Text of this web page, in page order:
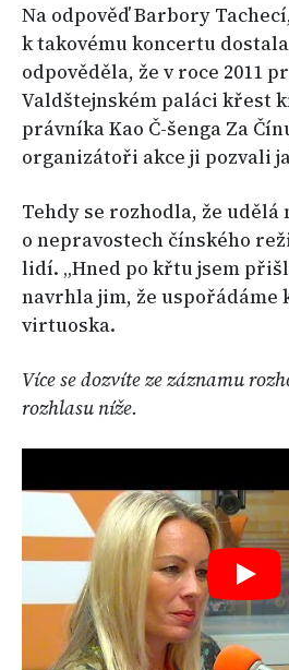
Na odpověď Barbory
k takovému koncertu
odpověděla, že v roce 2011
Valdštejnském paláci křest
právníka Kao Č-šenga Za
organizátoři akce ji pozvali
Tehdy se rozhodla, že udělá
o nepravostech čínského
lidí. „Hned po křtu jsem
navrhla jim, že uspořádáme
virtuoska.
Více se dozvíte ze záznamu
rozhlasu níže.